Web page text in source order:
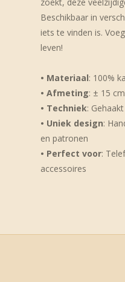
Beschikbaar in
iets te vinden is.
leven!
• Materiaal: 100%
• Afmeting: ± 15 cm
• Techniek: Gehaakt
• Uniek design:
en patronen
• Perfect voor:
accessoires